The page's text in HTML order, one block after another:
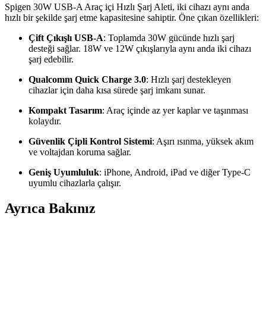
Spigen 30W USB-A Araç içi Hızlı Şarj Aleti, iki cihazı aynı anda
hızlı bir şekilde şarj etme kapasitesine sahiptir. Öne çıkan özellikleri:
Çift Çıkışlı USB-A: Toplamda 30W gücünde hızlı şarj
desteği sağlar. 18W ve 12W çıkışlarıyla aynı anda iki cihazı
şarj edebilir.
Qualcomm Quick Charge 3.0: Hızlı şarj destekleyen
cihazlar için daha kısa sürede şarj imkanı sunar.
Kompakt Tasarım: Araç içinde az yer kaplar ve taşınması
kolaydır.
Güvenlik Çipli Kontrol Sistemi: Aşırı ısınma, yüksek akım
ve voltajdan koruma sağlar.
Geniş Uyumluluk: iPhone, Android, iPad ve diğer Type-C
uyumlu cihazlarla çalışır.
Ayrıca Bakınız